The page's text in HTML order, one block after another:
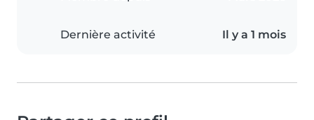
Dernière activité Il y a 1 mois